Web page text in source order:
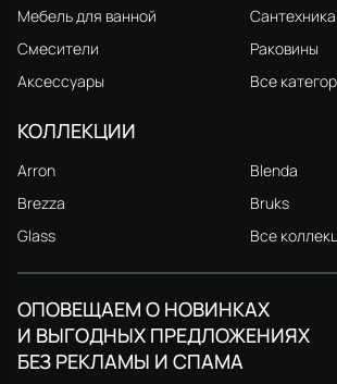
Мебель для ванной
Сантехника
Смесители
Раковины
Аксессуары
Все
КОЛЛЕКЦИИ
Arron
Blenda
Brezza
Bruks
Glass
Все
ОПОВЕЩАЕМ О НОВИНКАХ
И ВЫГОДНЫХ ПРЕДЛОЖЕНИЯХ
БЕЗ РЕКЛАМЫ И СПАМА